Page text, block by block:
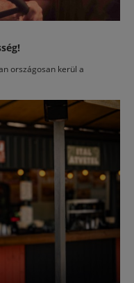
országosan kerül a